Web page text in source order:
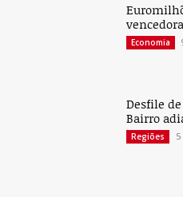
Economia
Desfile
Bairro
Regiões